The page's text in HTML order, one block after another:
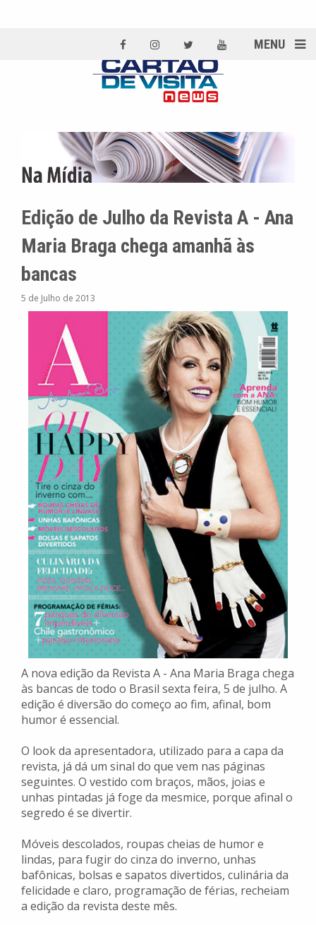
MENU
Edição de Julho da Revista A - Ana
Maria Braga chega amanhã às
bancas
5 de Julho de 2013
A nova edição da Revista A - Ana Maria Braga chega
às bancas de todo o Brasil sexta feira, 5 de julho. A
edição é diversão do começo ao fim, afinal, bom
humor é essencial.
O look da apresentadora, utilizado para a capa da
revista, já dá um sinal do que vem nas páginas
seguintes. O vestido com braços, mãos, joias e
unhas pintadas já foge da mesmice, porque afinal o
segredo é se divertir.
Móveis descolados, roupas cheias de humor e
lindas, para fugir do cinza do inverno, unhas
bafônicas, bolsas e sapatos divertidos, culinária da
felicidade e claro, programação de férias, recheiam
a edição da revista deste mês.